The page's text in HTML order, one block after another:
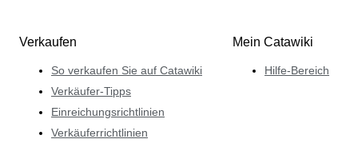
Verkaufen
So verkaufen Sie auf Catawiki
Verkäufer-Tipps
Einreichungsrichtlinien
Verkäuferrichtlinien
Mein Catawiki
Hilfe-Bereich